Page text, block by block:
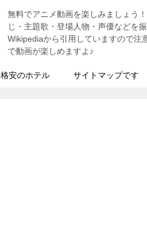
無料でアニメ動画を楽しみましょう
じ・主題歌・登場人物・声優などを
Wikipediaから引用していますので注
で動画が楽しめますよ♪
格安のホテル サイトマップです